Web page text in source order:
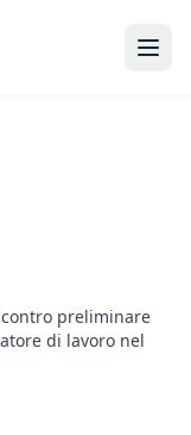
preliminare
di lavoro nel